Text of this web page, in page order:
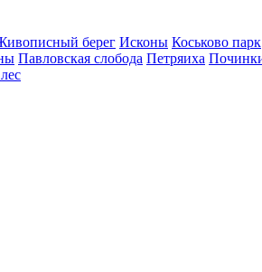
берег Исконы Коськово парк
Павловская слобода Петряиха